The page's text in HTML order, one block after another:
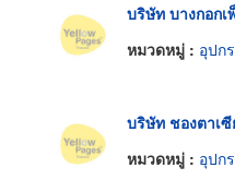
บริษัท บางกอก
หมวดหมู่ : อุปกรณ์
บริษัท ชองตาเ
หมวดหมู่ : อุปกรณ์